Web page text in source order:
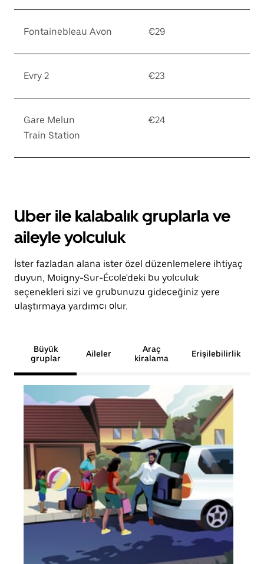
Fontainebleau Avon €29
Evry 2 €23
Gare Melun
Train Station
€24
Uber ile kalabalık gruplarla ve
aileyle yolculuk
İster fazladan alana ister özel düzenlemelere ihtiyaç
duyun, Moigny-Sur-École'deki bu yolculuk
seçenekleri sizi ve grubunuzu gideceğiniz yere
ulaştırmaya yardımcı olur.
Büyük
gruplar
Aileler
Araç
kiralama
Erişilebilirlik